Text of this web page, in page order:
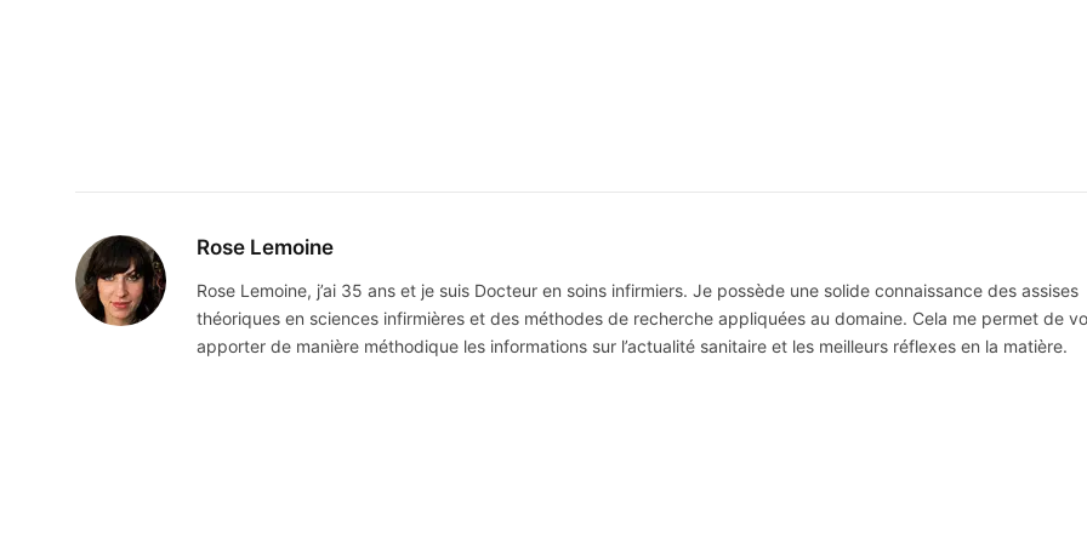
Rose Lemoine
Rose Lemoine, j’ai 35 ans et je suis Docteur en soins infirmiers. Je possède une solide connaissance des assises
théoriques en sciences infirmières et des méthodes de recherche appliquées au domaine. Cela me permet de
apporter de manière méthodique les informations sur l’actualité sanitaire et les meilleurs réflexes en la matière.